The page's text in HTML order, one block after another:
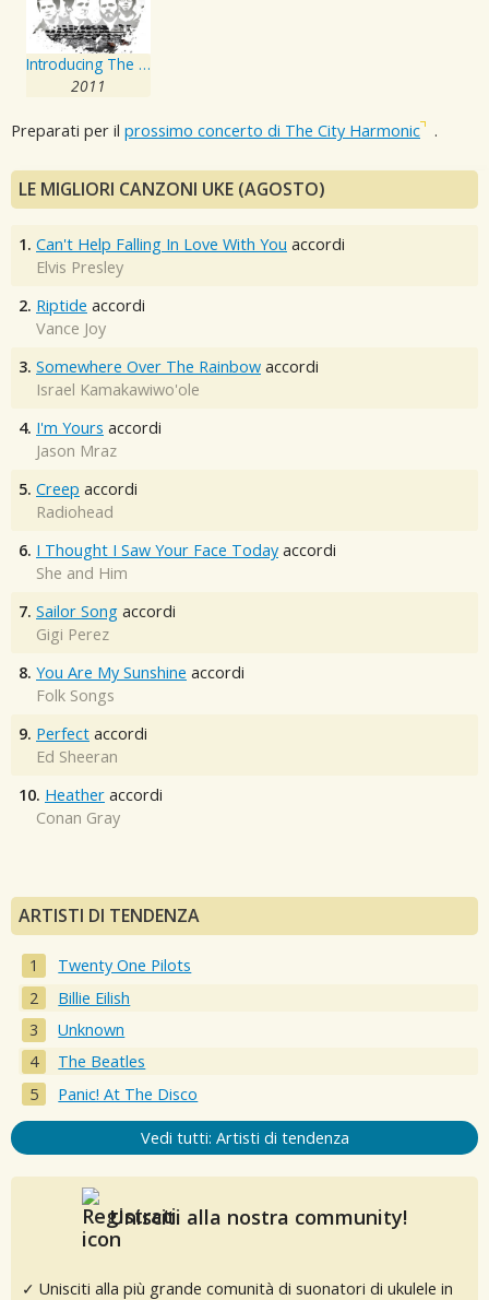
Introducing The City Harmonic
2011
Preparati per il prossimo concerto di The City Harmonic .
LE MIGLIORI CANZONI UKE (AGOSTO)
1. Can't Help Falling In Love With You accordi
Elvis Presley
2. Riptide accordi
Vance Joy
3. Somewhere Over The Rainbow accordi
Israel Kamakawiwo'ole
4. I'm Yours accordi
Jason Mraz
5. Creep accordi
Radiohead
6. I Thought I Saw Your Face Today accordi
She and Him
7. Sailor Song accordi
Gigi Perez
8. You Are My Sunshine accordi
Folk Songs
9. Perfect accordi
Ed Sheeran
10. Heather accordi
Conan Gray
ARTISTI DI TENDENZA
Twenty One Pilots
Billie Eilish
Unknown
The Beatles
Panic! At The Disco
Vedi tutti: Artisti di tendenza
Unisciti alla nostra community!
✓ Unisciti alla più grande comunità di suonatori di ukulele in